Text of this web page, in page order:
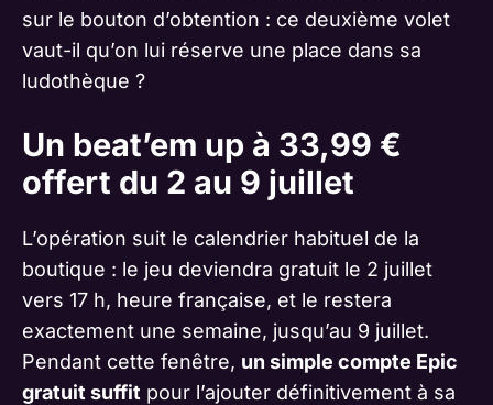
sur le bouton d’obtention : ce deuxième volet
vaut-il qu’on lui réserve une place dans sa
ludothèque ?
Un beat’em up à 33,99 €
offert du 2 au 9 juillet
L’opération suit le calendrier habituel de la
boutique : le jeu deviendra gratuit le 2 juillet
vers 17 h, heure française, et le restera
exactement une semaine, jusqu’au 9 juillet.
Pendant cette fenêtre, un simple compte Epic
gratuit suffit pour l’ajouter définitivement à sa